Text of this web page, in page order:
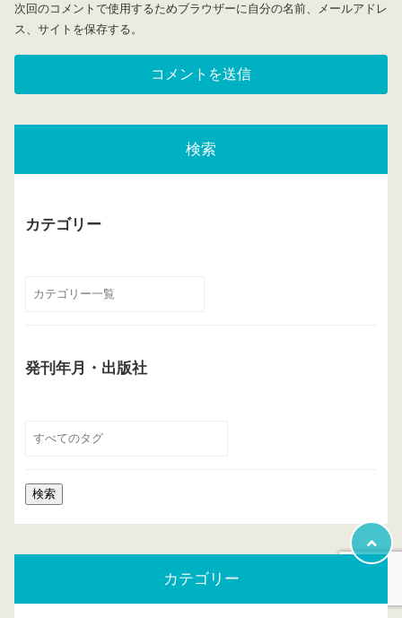
次回のコメントで使用するためブラウザーに自分の名前、メールアドレ
ス、サイトを保存する。
検索
カテゴリー
発刊年月・出版社
カテゴリー